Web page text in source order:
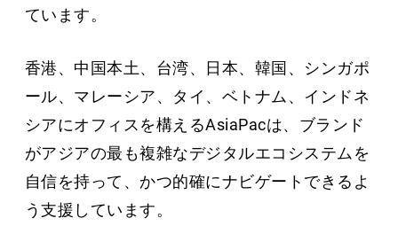
ています。
香港、中国本土、台湾、日本、韓国、シンガポ
ール、マレーシア、タイ、ベトナム、インドネ
シアにオフィスを構えるAsiaPacは、ブランド
がアジアの最も複雑なデジタルエコシステムを
自信を持って、かつ的確にナビゲートできるよ
う支援しています。